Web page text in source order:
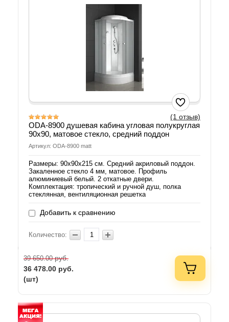
(1 отзыв)
ODA-8900 душевая кабина угловая полукруглая
90х90, матовое стекло, средний поддон
Артикул: ODA-8900 matt
Размеры: 90х90х215 см. Средний акриловый поддон.
Закаленное стекло 4 мм, матовое. Профиль
алюминиевый белый. 2 откатные двери.
Комплектация: тропический и ручной душ, полка
стеклянная, вентиляционная решетка
Добавить к сравнению
Количество:
39 650.00руб.
36 478.00 руб.
(шт)